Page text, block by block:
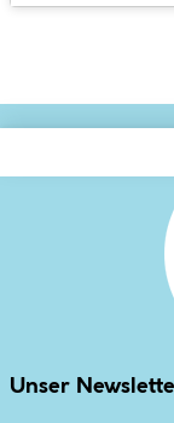
Unser